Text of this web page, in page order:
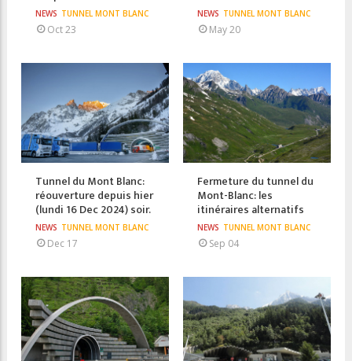
NEWS TUNNEL MONT BLANC
Oct 23
NEWS TUNNEL MONT BLANC
May 20
Tunnel du Mont Blanc:
réouverture depuis hier
(lundi 16 Dec 2024) soir.
NEWS TUNNEL MONT BLANC
Dec 17
Fermeture du tunnel du
Mont-Blanc: les
itinéraires alternatifs
NEWS TUNNEL MONT BLANC
Sep 04